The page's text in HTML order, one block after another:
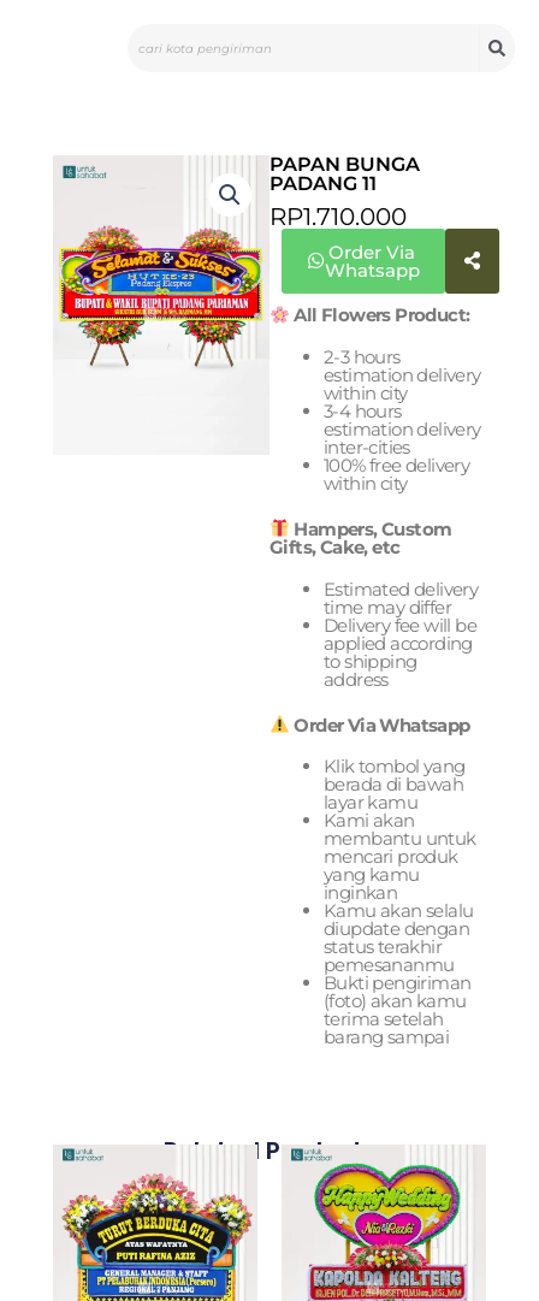
PAPAN BUNGA
PADANG 11
RP1.710.000
Order Via
Whatsapp
All Flowers Product:
2-3 hours
estimation delivery
within city
3-4 hours
estimation delivery
inter-cities
100% free delivery
within city
Hampers, Custom
Gifts, Cake, etc
Estimated delivery
time may differ
Delivery fee will be
applied according
to shipping
address
Order Via Whatsapp
Klik tombol yang
berada di bawah
layar kamu
Kami akan
membantu untuk
mencari produk
yang kamu
inginkan
Kamu akan selalu
diupdate dengan
status terakhir
pemesananmu
Bukti pengiriman
(foto) akan kamu
terima setelah
barang sampai
Related Products